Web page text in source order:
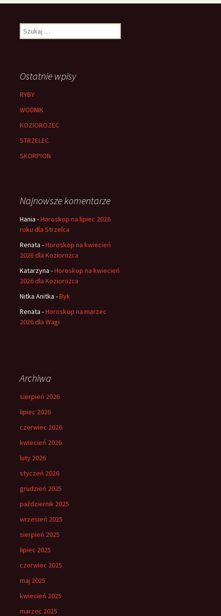
Szukaj:
Ostatnie wpisy
RYBY
WODNIK
KOZIOROZEC
STRZELEC
SKORPION
Najnowsze komentarze
Hania -Horoskop na lipiec 2026
roku dla Strzelca
Renata -Horoskop na kwiecień
2026 dla Koziorożca
Katarzyna -Horoskop na kwiecień
2026 dla Koziorożca
Nitka Anitka -Byk
Renata -Horoskop na marzec
2026 dla Wagi
Archiwa
sierpień 2026
lipiec 2026
czerwiec 2026
kwiecień 2026
luty 2026
styczeń 2026
grudzień 2025
październik 2025
wrzesień 2025
sierpień 2025
lipiec 2025
czerwiec 2025
maj 2025
kwiecień 2025
marzec 2025